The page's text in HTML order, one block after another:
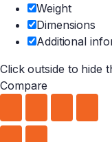
Weight
Dimensions
Additional
Click outside to hide
Compare